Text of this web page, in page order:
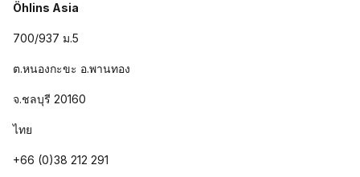
Öhlins Asia
700/937 ม.5
ต.หนองกะขะ อ.พานทอง
จ.ชลบุรี 20160
ไทย
+66 (0)38 212 291